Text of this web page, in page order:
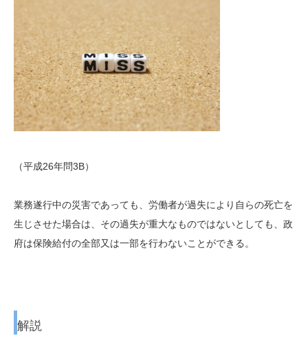
（平成26年問3B）
業務遂行中の災害であっても、労働者が過失により自らの死亡を
生じさせた場合は、その過失が重大なものではないとしても、政
府は保険給付の全部又は一部を行わないことができる。
解説